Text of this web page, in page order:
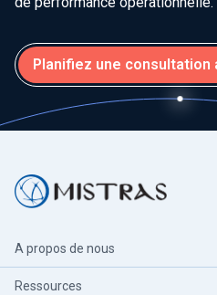
Planifiez une consultation
A propos de nous
Ressources